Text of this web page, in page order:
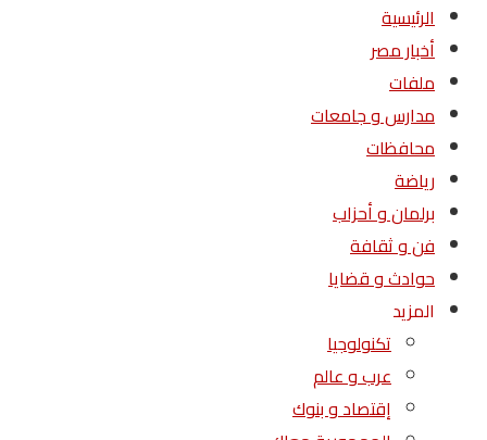
الرئيسية
أخبار مصر
ملفات
مدارس و جامعات
محافظات
رياضة
برلمان و أحزاب
فن و ثقافة
حوادث و قضايا
المزيد
تكنولوجيا
عرب و عالم
إقتصاد و بنوك